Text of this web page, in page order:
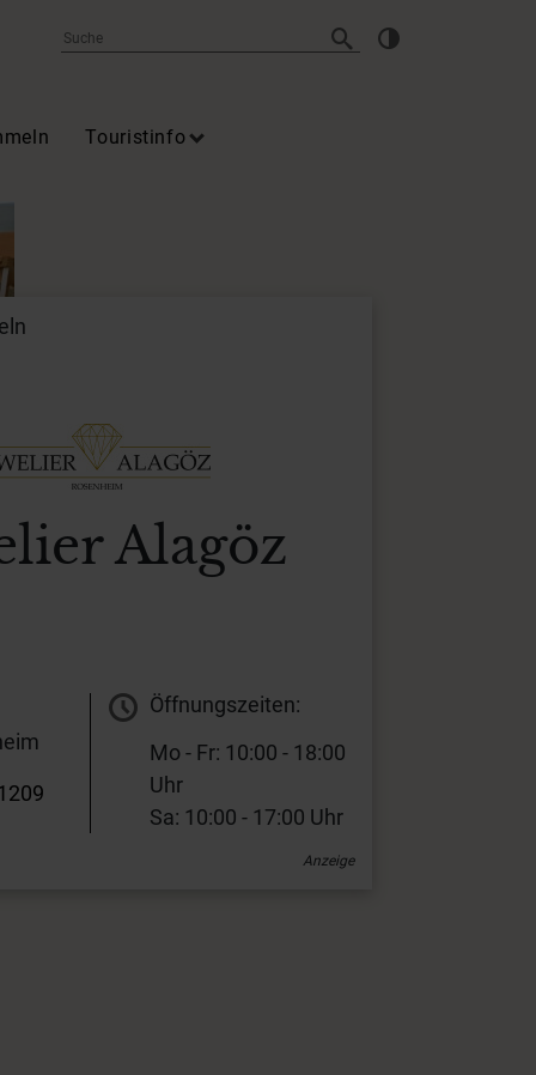
Touristinfo
Alagöz
Öffnungszeiten:
Mo - Fr: 10:00 - 18:00
Uhr
Sa: 10:00 - 17:00 Uhr
Anzeige